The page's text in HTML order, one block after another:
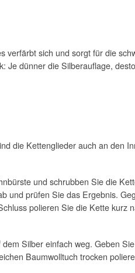
verfärbt sich und sorgt für die
Je dünner die Silberauflage, desto
die Kettenglieder auch an den
und schrubben Sie die
und prüfen Sie das Ergebnis.
polieren Sie die Kette kurz
Silber einfach weg. Geben
Baumwolltuch trocken